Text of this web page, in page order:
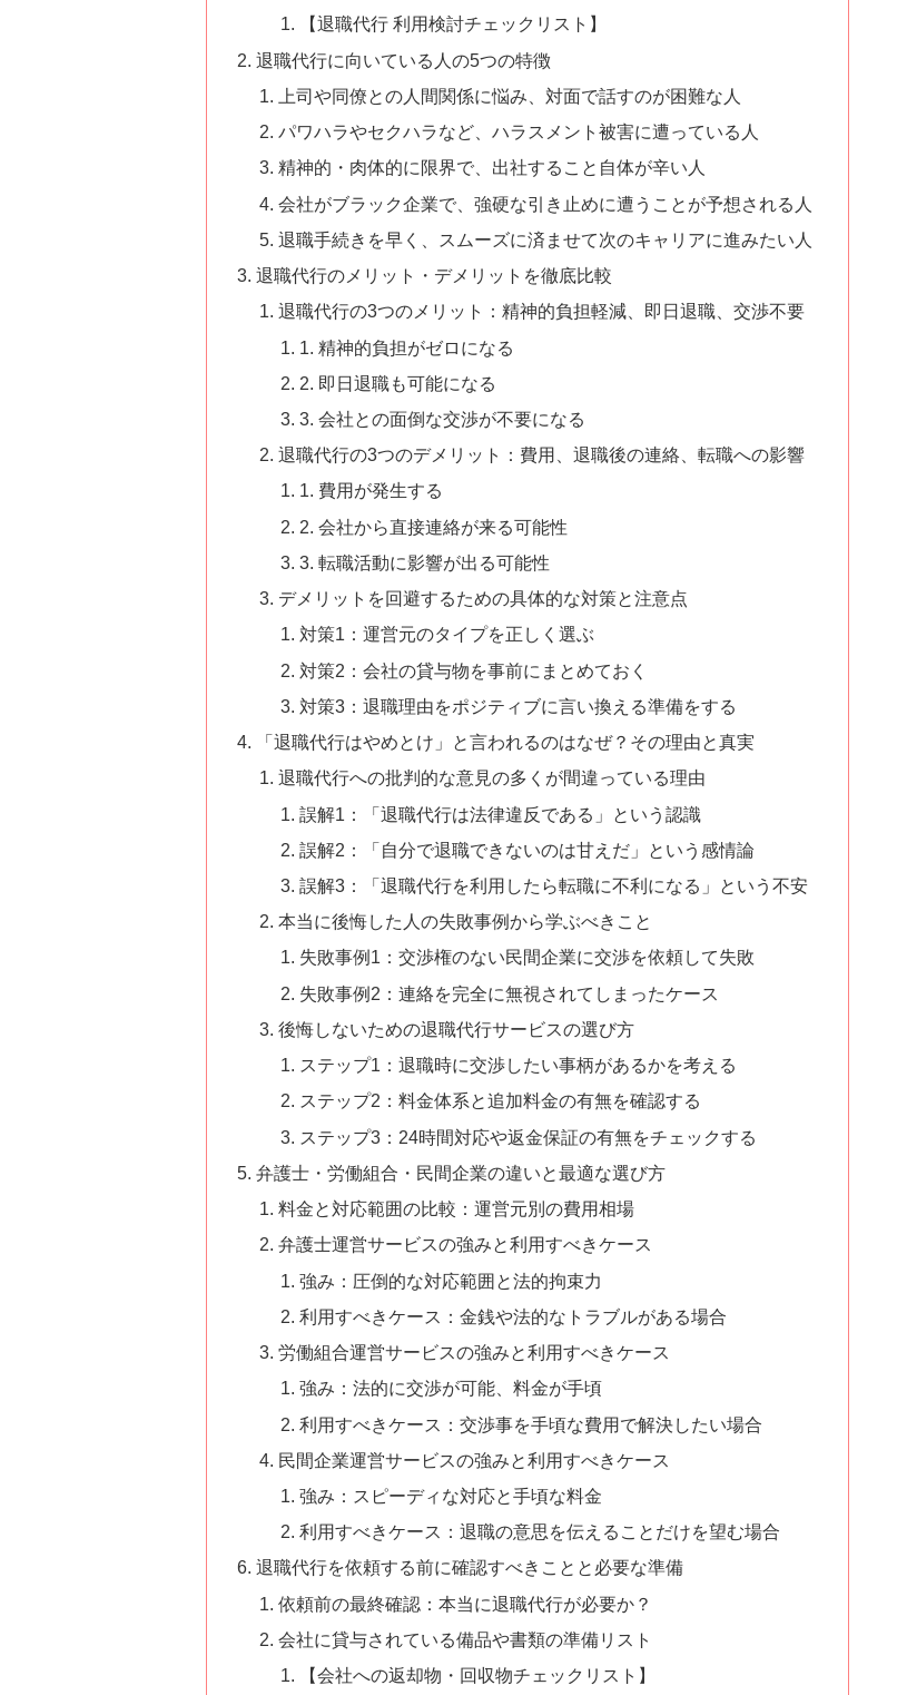
【退職代行 利用検討チェックリスト】
退職代行に向いている人の5つの特徴
上司や同僚との人間関係に悩み、対面で話すのが困難な人
パワハラやセクハラなど、ハラスメント被害に遭っている人
精神的・肉体的に限界で、出社すること自体が辛い人
会社がブラック企業で、強硬な引き止めに遭うことが予想される人
退職手続きを早く、スムーズに済ませて次のキャリアに進みたい人
退職代行のメリット・デメリットを徹底比較
退職代行の3つのメリット：精神的負担軽減、即日退職、交渉不要
1. 精神的負担がゼロになる
2. 即日退職も可能になる
3. 会社との面倒な交渉が不要になる
退職代行の3つのデメリット：費用、退職後の連絡、転職への影響
1. 費用が発生する
2. 会社から直接連絡が来る可能性
3. 転職活動に影響が出る可能性
デメリットを回避するための具体的な対策と注意点
対策1：運営元のタイプを正しく選ぶ
対策2：会社の貸与物を事前にまとめておく
対策3：退職理由をポジティブに言い換える準備をする
「退職代行はやめとけ」と言われるのはなぜ？その理由と真実
退職代行への批判的な意見の多くが間違っている理由
誤解1：「退職代行は法律違反である」という認識
誤解2：「自分で退職できないのは甘えだ」という感情論
誤解3：「退職代行を利用したら転職に不利になる」という不安
本当に後悔した人の失敗事例から学ぶべきこと
失敗事例1：交渉権のない民間企業に交渉を依頼して失敗
失敗事例2：連絡を完全に無視されてしまったケース
後悔しないための退職代行サービスの選び方
ステップ1：退職時に交渉したい事柄があるかを考える
ステップ2：料金体系と追加料金の有無を確認する
ステップ3：24時間対応や返金保証の有無をチェックする
弁護士・労働組合・民間企業の違いと最適な選び方
料金と対応範囲の比較：運営元別の費用相場
弁護士運営サービスの強みと利用すべきケース
強み：圧倒的な対応範囲と法的拘束力
利用すべきケース：金銭や法的なトラブルがある場合
労働組合運営サービスの強みと利用すべきケース
強み：法的に交渉が可能、料金が手頃
利用すべきケース：交渉事を手頃な費用で解決したい場合
民間企業運営サービスの強みと利用すべきケース
強み：スピーディな対応と手頃な料金
利用すべきケース：退職の意思を伝えることだけを望む場合
退職代行を依頼する前に確認すべきことと必要な準備
依頼前の最終確認：本当に退職代行が必要か？
会社に貸与されている備品や書類の準備リスト
【会社への返却物・回収物チェックリスト】